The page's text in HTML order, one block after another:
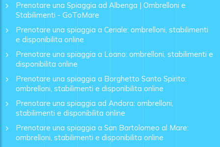
Prenotare una Spiaggia ad Albenga | Ombrelloni e
Stabilimenti - GoToMare
Prenotare una spiaggia a Ceriale: ombrelloni, stabilimenti
e disponibilita online
Prenotare una spiaggia a Loano: ombrelloni, stabilimenti e
disponibilita online
Prenotare una spiaggia a Borghetto Santo Spirito:
ombrelloni, stabilimenti e disponibilita online
Prenotare una spiaggia ad Andora: ombrelloni,
stabilimenti e disponibilita online
Prenotare una spiaggia a San Bartolomeo al Mare:
ombrelloni, stabilimenti e disponibilita online